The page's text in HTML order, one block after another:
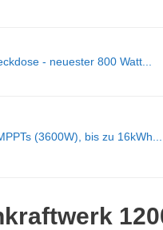
- neuester 800 Watt...
(3600W), bis zu 16kWh...